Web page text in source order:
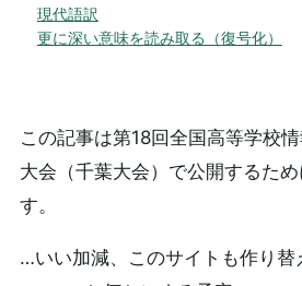
この記事は第18回全国高等学校
大会（千葉大会）で公開するた
す。
…いい加減、このサイトも作り替
現代語訳
更に深い意味を読み取る（復号化）